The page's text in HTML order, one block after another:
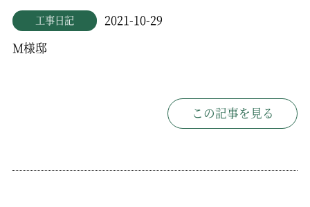
工事日記
2021-10-29
M様邸
この記事を見る